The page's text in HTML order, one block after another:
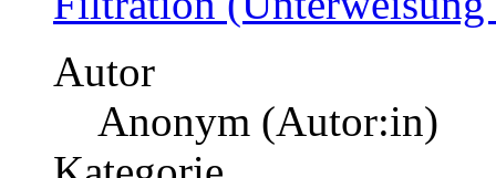
Autor
Anonym (Autor:in)